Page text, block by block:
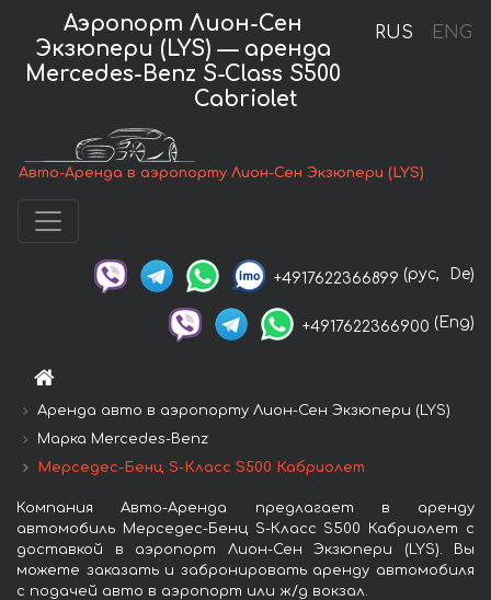
RUS ENG
Аэропорт Лион-Сен
Экзюпери (LYS) — аренда
Mercedes-Benz S-Class S500
Cabriolet
Авто-Аренда в аэропорту Лион-Сен Экзюпери (LYS)
+4917622366899 (рус, De)
+4917622366900 (Eng)
Аренда авто в аэропорту Лион-Сен Экзюпери (LYS)
Марка Mercedes-Benz
Мерседес-Бенц S-Класс S500 Кабриолет
Компания Авто-Аренда предлагает в аренду
автомобиль Мерседес-Бенц S-Класс S500 Кабриолет с
доставкой в аэропорт Лион-Сен Экзюпери (LYS). Вы
можете заказать и забронировать аренду автомобиля
с подачей авто в аэропорт или ж/д вокзал.